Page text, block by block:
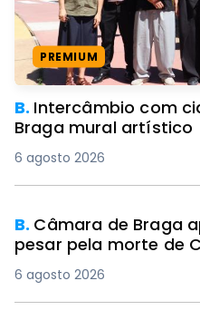
PREMIUM
B. Intercâmbio com cidade
Braga mural artístico
6 agosto 2026
B. Câmara de Braga
pesar pela morte de
6 agosto 2026